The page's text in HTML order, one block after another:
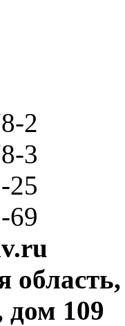
2
3
25
69
дом 109